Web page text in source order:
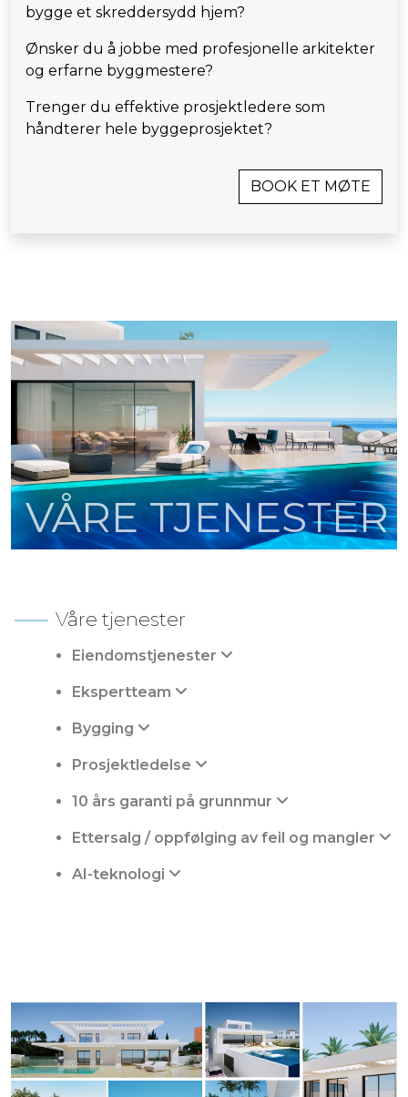
bygge et skreddersydd hjem?
Ønsker du å jobbe med profesjonelle arkitekter
og erfarne byggmestere?
Trenger du effektive prosjektledere som
håndterer hele byggeprosjektet?
BOOK ET MØTE
VÅRE TJENESTER
Våre tjenester
Eiendomstjenester
Ekspertteam
Bygging
Prosjektledelse
10 års garanti på grunnmur
Ettersalg / oppfølging av feil og mangler
AI-teknologi